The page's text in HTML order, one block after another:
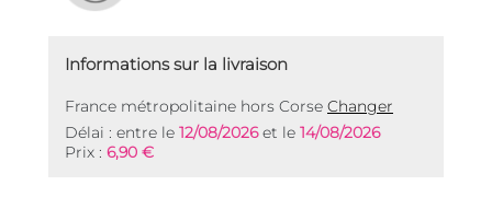
Informations sur la livraison
France métropolitaine hors Corse Changer
Délai : entre le 12/08/2026et le 14/08/2026
Prix : 6,90 €